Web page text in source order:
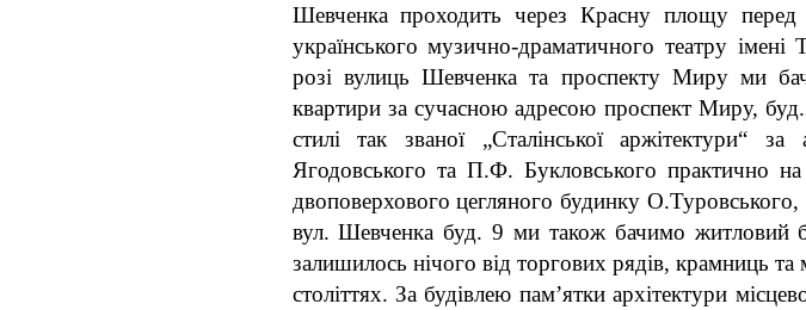
Шевченка проходить через Красну площу перед
українського музично-драматичного театру
розі вулиць Шевченка та проспекту Миру ми
квартири за сучасною адресою проспект Миру,
стилі так званої „Сталінської аржітектури“
Ягодовського та П.Ф. Букловського практично на
двоповерхового цегляного будинку
вул. Шевченка буд. 9 ми також бачимо житловий
залишилось нічого від торгових рядів, крамниць
століттях. За будівлею пам’ятки архітектури